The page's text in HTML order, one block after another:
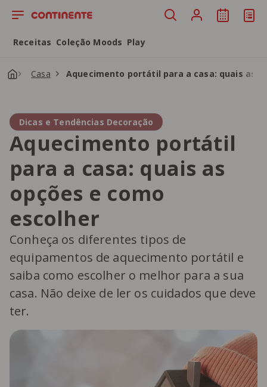
Saltar para o conteúdo principal
Receitas Coleção Moods Play
Casa Aquecimento portátil para a casa: quais as
Dicas e Tendências Decoração
Aquecimento portátil
para a casa: quais as
opções e como
escolher
Conheça os diferentes tipos de
equipamentos de aquecimento portátil e
saiba como escolher o melhor para a sua
casa. Não deixe de ler os cuidados que deve
ter.